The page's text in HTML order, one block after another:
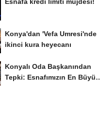
Konya'dan 'Vefa Umresi'nde
ikinci kura heyecanı
Konyalı Oda Başkanından
Tepki: Esnafımızın En Büyük